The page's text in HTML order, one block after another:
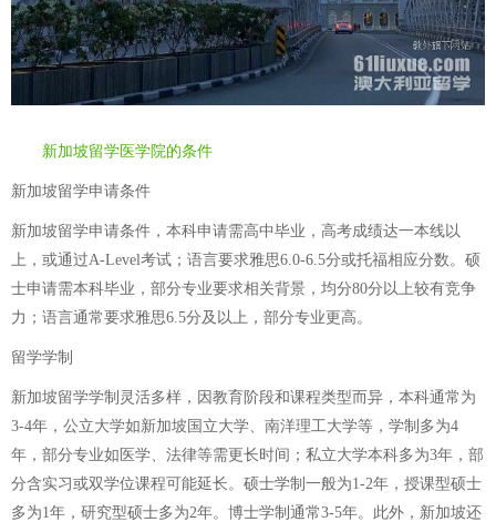
新加坡留学医学院的条件
新加坡留学申请条件
新加坡留学申请条件，本科申请需高中毕业，高考成绩达一本线以
上，或通过A-Level考试；语言要求雅思6.0-6.5分或托福相应分数。硕
士申请需本科毕业，部分专业要求相关背景，均分80分以上较有竞争
力；语言通常要求雅思6.5分及以上，部分专业更高。
留学学制
新加坡留学学制灵活多样，因教育阶段和课程类型而异，本科通常为
3-4年，公立大学如新加坡国立大学、南洋理工大学等，学制多为4
年，部分专业如医学、法律等需更长时间；私立大学本科多为3年，部
分含实习或双学位课程可能延长。硕士学制一般为1-2年，授课型硕士
多为1年，研究型硕士多为2年。博士学制通常3-5年。此外，新加坡还